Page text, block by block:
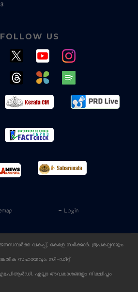
FOLLOW US
- Login
വകുപ്പ്, കേരള സര്‍ക്കാര്‍. രൂപകല്പനയും
സഹായവും: സി-ഡിറ്റ്
എല്ലാ അവകാശങ്ങളും നിക്ഷിപ്തം